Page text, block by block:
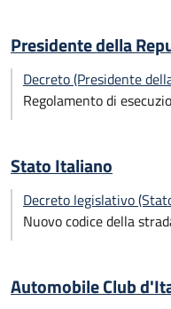
Presidente della
Decreto (Presidente
Regolamento di
Stato Italiano
Decreto legislativo
Nuovo codice della
Automobile Club